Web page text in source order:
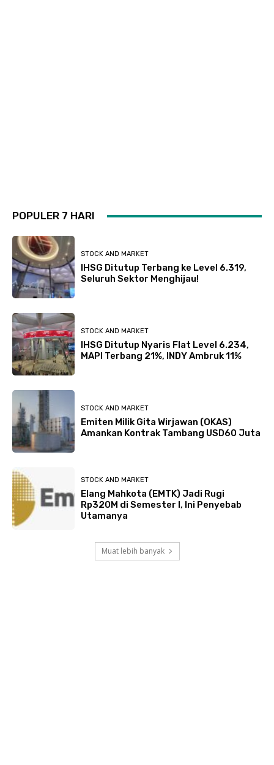
POPULER 7 HARI
STOCK AND MARKET
IHSG Ditutup Terbang ke Level 6.319,
Seluruh Sektor Menghijau!
STOCK AND MARKET
IHSG Ditutup Nyaris Flat Level 6.234,
MAPI Terbang 21%, INDY Ambruk 11%
STOCK AND MARKET
Emiten Milik Gita Wirjawan (OKAS)
Amankan Kontrak Tambang USD60 Juta
STOCK AND MARKET
Elang Mahkota (EMTK) Jadi Rugi
Rp320M di Semester I, Ini Penyebab
Utamanya
Muat lebih banyak